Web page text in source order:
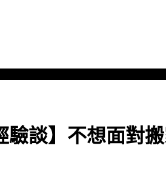
驗談】不想面對